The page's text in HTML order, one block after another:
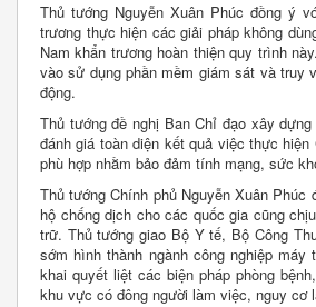
Thủ tướng Nguyễn Xuân Phúc đồng ý
trương thực hiện các giải pháp không
Nam khẩn trương hoàn thiện quy trình
vào sử dụng phần mềm giám sát và truy
động.
Thủ tướng đề nghị Ban Chỉ đạo xây
đánh giá toàn diện kết quả việc thực
phù hợp nhằm bảo đảm tính mạng, sức
Thủ tướng Chính phủ Nguyễn Xuân
hộ chống dịch cho các quốc gia cũng
trữ. Thủ tướng giao Bộ Y tế, Bộ Công
sớm hình thành ngành công nghiệp
khai quyết liệt các biện pháp phòng
khu vực có đông người làm việc, nguy cơ